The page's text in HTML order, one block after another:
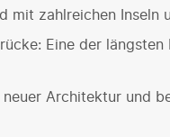
mit zahlreichen Inseln
Eine der längsten
Architektur und